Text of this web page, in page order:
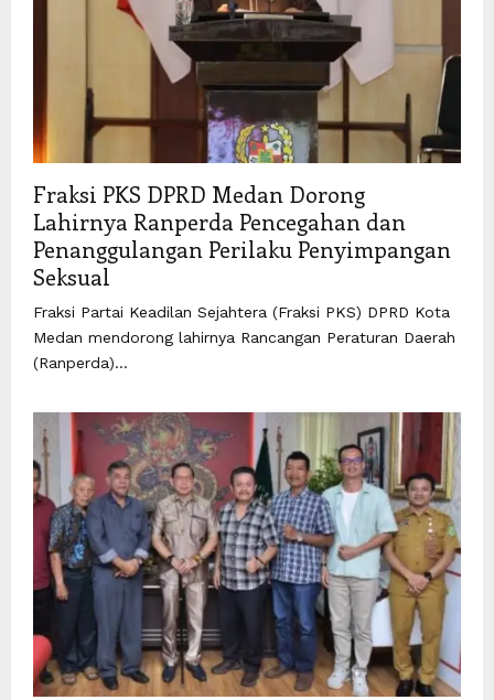
Fraksi PKS DPRD Medan Dorong
Lahirnya Ranperda Pencegahan dan
Penanggulangan Perilaku Penyimpangan
Seksual
Fraksi Partai Keadilan Sejahtera (Fraksi PKS) DPRD Kota
Medan mendorong lahirnya Rancangan Peraturan Daerah
(Ranperda)...